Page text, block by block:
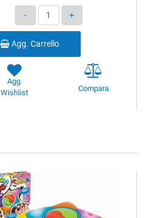
Quantità
Agg. Carrello
Agg.
Wishlist
Compara